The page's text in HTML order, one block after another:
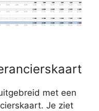
met een
Je ziet